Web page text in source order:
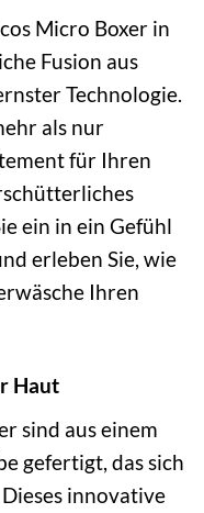
Micro Boxer in
Fusion aus
Technologie.
als nur
für Ihren
ein in ein Gefühl
erleben Sie, wie
Ihren
Haut
sind aus einem
gefertigt, das sich
innovative